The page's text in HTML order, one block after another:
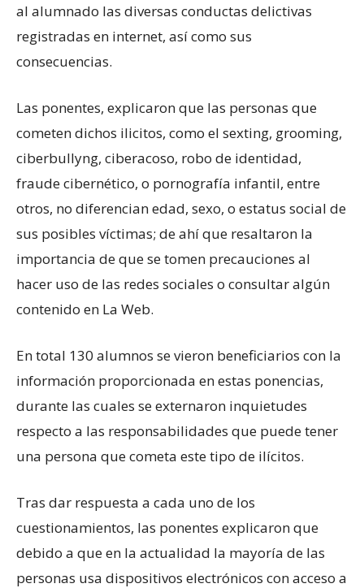
al alumnado las diversas conductas delictivas
registradas en internet, así como sus
consecuencias.
Las ponentes, explicaron que las personas que
cometen dichos ilicitos, como el sexting, grooming,
ciberbullyng, ciberacoso, robo de identidad,
fraude cibernético, o pornografía infantil, entre
otros, no diferencian edad, sexo, o estatus social de
sus posibles víctimas; de ahí que resaltaron la
importancia de que se tomen precauciones al
hacer uso de las redes sociales o consultar algún
contenido en La Web.
En total 130 alumnos se vieron beneficiarios con la
información proporcionada en estas ponencias,
durante las cuales se externaron inquietudes
respecto a las responsabilidades que puede tener
una persona que cometa este tipo de ilícitos.
Tras dar respuesta a cada uno de los
cuestionamientos, las ponentes explicaron que
debido a que en la actualidad la mayoría de las
personas usa dispositivos electrónicos con acceso a